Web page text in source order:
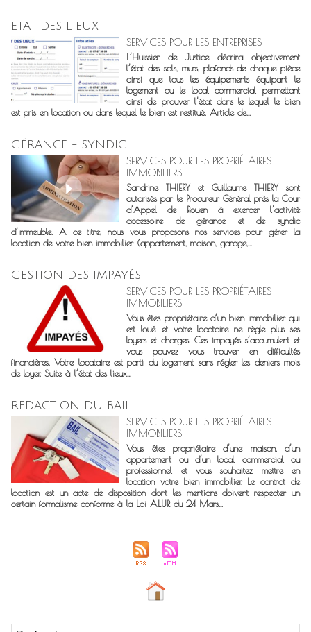
ETAT DES LIEUX
SERVICES POUR LES ENTREPRISES
L’Huissier de Justice décrira objectivement
l’état des sols, murs, plafonds de chaque pièce
ainsi que tous les équipements équipant le
logement ou le local commercial permettant
ainsi de prouver l’état dans le lequel le bien
est pris en location ou dans lequel le bien est restitué. Article de...
GÉRANCE - SYNDIC
SERVICES POUR LES PROPRIÉTAIRES
IMMOBILIERS
Sandrine THIERY et Guillaume THIERY sont
autorisés par le Procureur Général près la Cour
d’Appel de Rouen à exercer l’activité
accessoire de gérance et de syndic
d’immeuble. A ce titre, nous vous proposons nos services pour gérer la
location de votre bien immobilier (appartement, maison, garage,...
GESTION DES IMPAYÉS
SERVICES POUR LES PROPRIÉTAIRES
IMMOBILIERS
Vous êtes propriétaire d’un bien immobilier qui
est loué et votre locataire ne règle plus ses
loyers et charges. Ces impayés s’accumulent et
vous pouvez vous trouver en difficultés
financières. Votre locataire est parti du logement sans régler les deniers mois
de loyer. Suite à l’état des lieux...
REDACTION DU BAIL
SERVICES POUR LES PROPRIÉTAIRES
IMMOBILIERS
Vous êtes propriétaire d’une maison, d’un
appartement ou d’un local commercial ou
professionnel et vous souhaitez mettre en
location votre bien immobilier. Le contrat de
location est un acte de disposition dont les mentions doivent respecter un
certain formalisme conforme à la Loi ALUR du 24 Mars...